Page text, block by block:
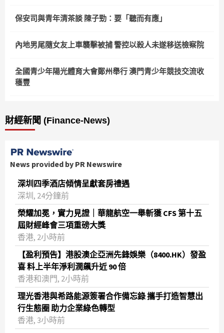
保安司與青年清茶談 陳子勁：要「聽而有應」
內地男尾隨女友上車襲擊被捕 警控以殺人未遂移送檢察院
全國青少年陽光體育大會鄭州舉行 澳門青少年競技交流收
穫豐
財經新聞 (Finance-News)
News provided by PR Newswire
深圳四季酒店傾情呈獻套房禮遇
深圳, 24分鐘前
榮耀加冕，實力見證｜華龍航空一舉斬獲 CFS 第十五
屆財經峰會三項重磅大獎
香港, 2小時前
【盈利預告】港股澳企亞洲先鋒娛樂（8400.HK）發盈
喜 料上半年淨利潤飆升近 90 倍
香港和澳門, 2小時前
理光香港與希路能源簽署合作備忘錄 攜手打造智慧出
行生態圈 助力企業綠色轉型
香港, 3小時前